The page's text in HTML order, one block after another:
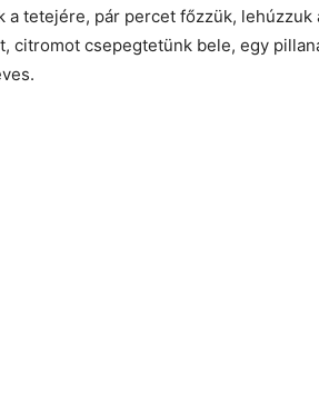
a tetejére, pár percet főzzük,
citromot csepegtetünk bele, egy